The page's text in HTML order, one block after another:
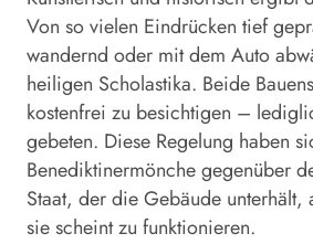
Von so vielen Eindrücken tief
wandernd oder mit dem Auto
heiligen Scholastika. Beide
kostenfrei zu besichtigen –
gebeten. Diese Regelung haben
Benediktinermönche gegenüber
Staat, der die Gebäude unterhält,
sie scheint zu funktionieren.